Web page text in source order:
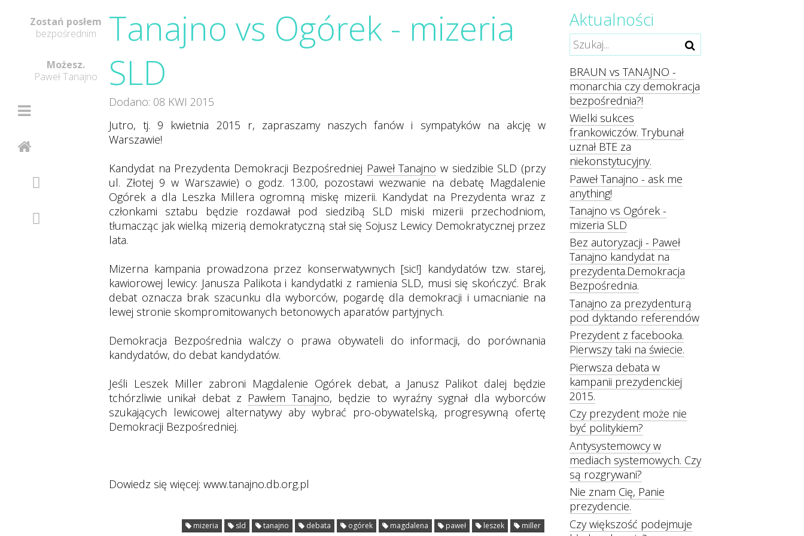
Tanajno vs Ogórek - mizeria
SLD
Dodano: 08 KWI 2015
Jutro, tj. 9 kwietnia 2015 r, zapraszamy naszych fanów i sympatyków na akcję w
Warszawie!
Kandydat na Prezydenta Demokracji Bezpośredniej Paweł Tanajno w siedzibie SLD (przy
ul. Złotej 9 w Warszawie) o godz. 13.00, pozostawi wezwanie na debatę Magdalenie
Ogórek a dla Leszka Millera ogromną miskę mizerii. Kandydat na Prezydenta wraz z
członkami sztabu będzie rozdawał pod siedzibą SLD miski mizerii przechodniom,
tłumacząc jak wielką mizerią demokratyczną stał się Sojusz Lewicy Demokratycznej przez
lata.
Mizerna kampania prowadzona przez konserwatywnych [sic!] kandydatów tzw. starej,
kawiorowej lewicy: Janusza Palikota i kandydatki z ramienia SLD, musi się skończyć. Brak
debat oznacza brak szacunku dla wyborców, pogardę dla demokracji i umacnianie na
lewej stronie skompromitowanych betonowych aparatów partyjnych.
Demokracja Bezpośrednia walczy o prawa obywateli do informacji, do porównania
kandydatów, do debat kandydatów.
Jeśli Leszek Miller zabroni Magdalenie Ogórek debat, a Janusz Palikot dalej będzie
tchórzliwie unikał debat z Pawłem Tanajno, będzie to wyraźny sygnał dla wyborców
szukających lewicowej alternatywy aby wybrać pro-obywatelską, progresywną ofertę
Demokracji Bezpośredniej.
Dowiedz się więcej: www.tanajno.db.org.pl
mizeria sld tanajno debata ogórek magdalena paweł leszek miller
Aktualności
BRAUN vs TANAJNO -
monarchia czy demokracja
bezpośrednia?!
Wielki sukces
frankowiczów. Trybunał
uznał BTE za
niekonstytucyjny.
Paweł Tanajno - ask me
anything!
Tanajno vs Ogórek -
mizeria SLD
Bez autoryzacji - Paweł
Tanajno kandydat na
prezydenta.Demokracja
Bezpośrednia.
Tanajno za prezydenturą
pod dyktando referendów
Prezydent z facebooka.
Pierwszy taki na świecie.
Pierwsza debata w
kampanii prezydenckiej
2015.
Czy prezydent może nie
być politykiem?
Antysystemowcy w
mediach systemowych. Czy
są rozgrywani?
Nie znam Cię, Panie
prezydencie.
Czy większość podejmuje
Zostań posłem
bezpośrednim
Możesz.
Paweł Tanajno